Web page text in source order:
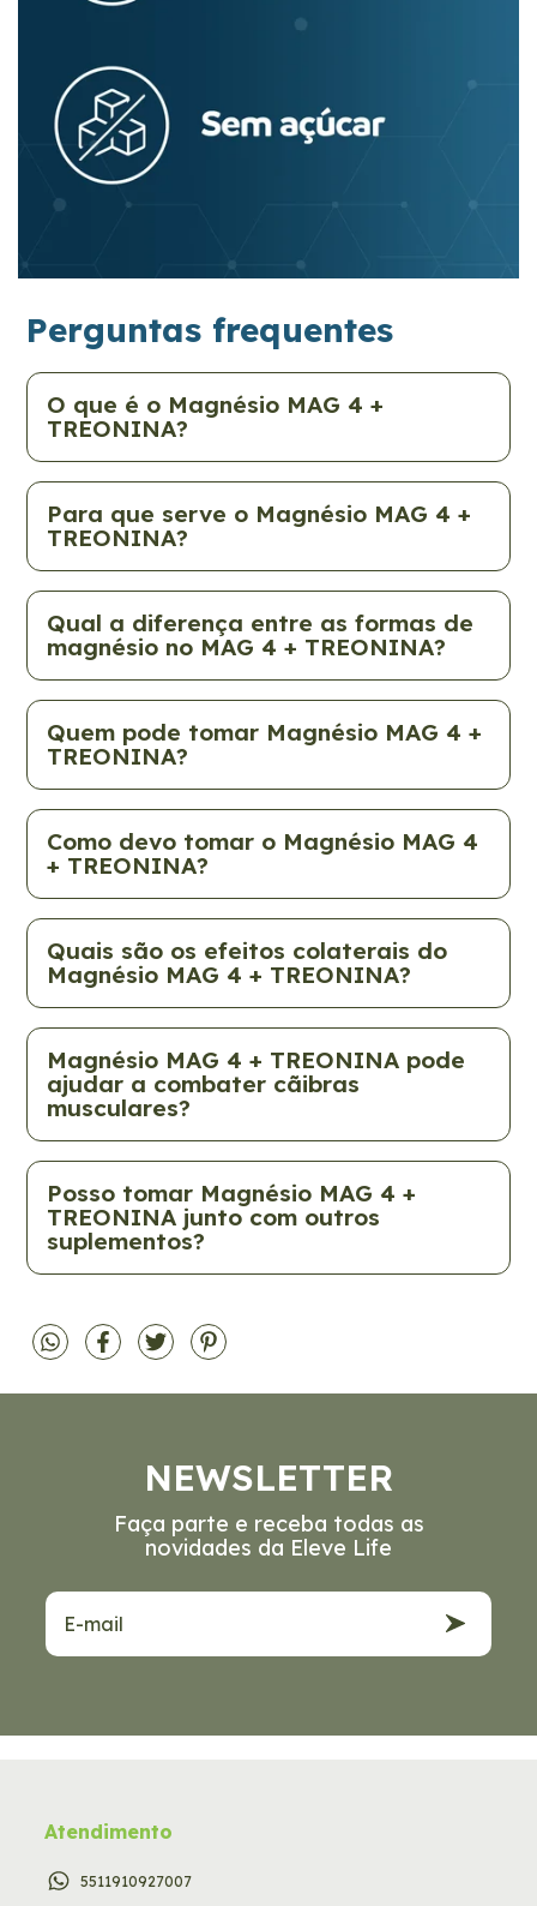
Perguntas frequentes
O que é o Magnésio MAG 4 +
TREONINA?
Para que serve o Magnésio MAG 4 +
TREONINA?
Qual a diferença entre as formas de
magnésio no MAG 4 + TREONINA?
Quem pode tomar Magnésio MAG 4 +
TREONINA?
Como devo tomar o Magnésio MAG 4
+ TREONINA?
Quais são os efeitos colaterais do
Magnésio MAG 4 + TREONINA?
Magnésio MAG 4 + TREONINA pode
ajudar a combater cãibras
musculares?
Posso tomar Magnésio MAG 4 +
TREONINA junto com outros
suplementos?
NEWSLETTER
Faça parte e receba todas as
novidades da Eleve Life
Atendimento
5511910927007